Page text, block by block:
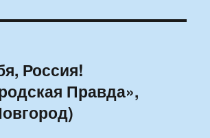
Россия!
Правда»,